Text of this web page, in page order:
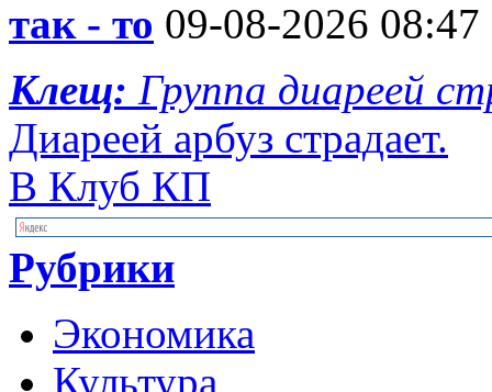
так - то 09-08-2026 08:47
Клещ: Группа диареей
Диареей арбуз страдает.
В Клуб КП
Рубрики
Экономика
Культура